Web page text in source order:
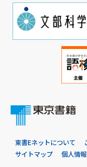
東書Eネットについて
サイトマップ
個人情